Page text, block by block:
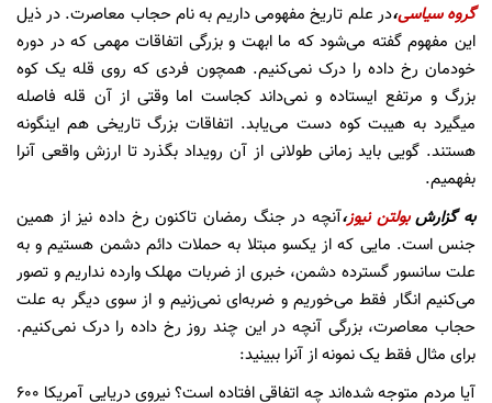
گروه سیاسی،در علم تاریخ مفهومی داریم به نام حجاب معاصرت. در ذیل
این مفهوم گفته می‌شود که ما ابهت و بزرگی اتفاقات مهمی که در دوره
خودمان رخ داده را درک نمی‌کنیم. همچون فردی که روی قله یک کوه
بزرگ و مرتفع ایستاده و نمی‌داند کجاست اما وقتی از آن قله فاصله
میگیرد به هیبت کوه دست می‌یابد. اتفاقات بزرگ تاریخی هم اینگونه
هستند. گویی باید زمانی طولانی از آن رویداد بگذرد تا ارزش واقعی آنرا
بفهمیم.
به گزارشبولتن نیوز،آنچه در جنگ رمضان تاکنون رخ داده نیز از همین
جنس است. مایی که از یکسو مبتلا به حملات دائم دشمن هستیم و به
علت سانسور گسترده دشمن، خبری از ضربات مهلک وارده نداریم و تصور
می‌کنیم انگار فقط می‌خوریم و ضربه‌ای نمی‌زنیم و از سوی دیگر به علت
حجاب معاصرت، بزرگی آنچه در این چند روز رخ داده را درک نمی‌کنیم.
برای مثال فقط یک نمونه از آنرا ببینید:
آیا مردم متوجه شده‌اند چه اتفاقی افتاده است؟ نیروی دریایی آمریکا ۶۰۰